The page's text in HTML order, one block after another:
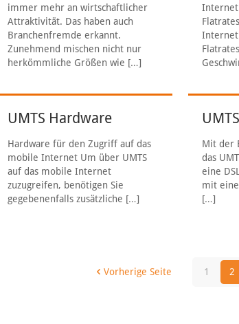
immer mehr an wirtschaftlicher
Attraktivität. Das haben auch
Branchenfremde erkannt.
Zunehmend mischen nicht nur
herkömmliche Größen wie […]
Internet
Internet
UMTS Hardware
Hardware für den Zugriff auf das
mobile Internet Um über UMTS
auf das mobile Internet
zuzugreifen, benötigen Sie
gegebenenfalls zusätzliche […]
Mit der
das
eine
mit
[…]
Vorherige Seite 1 2